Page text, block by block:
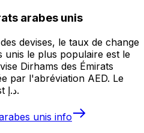
arabes unis
devises, le taux de change
unis le plus populaire est le
Dirhams des Émirats
par l'abréviation AED. Le
symbole de cette devise est د.إ.
unis info